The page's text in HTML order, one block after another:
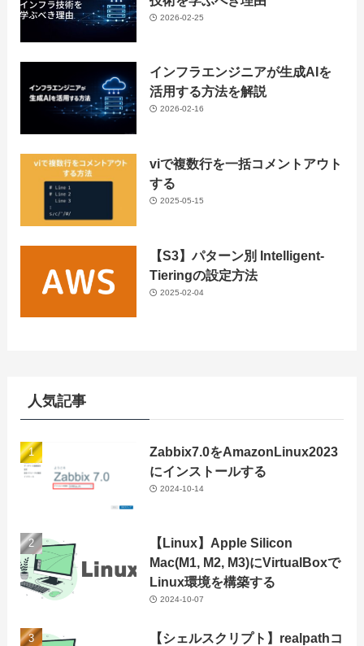
2026-02-25
インフラエンジニアが生成AIを
活用する方法を解説
2026-02-16
viで複数行を一括コメントアウト
する
2025-05-15
【S3】パターン別 Intelligent-
Tieringの設定方法
2025-02-04
人気記事
Zabbix7.0をAmazonLinux2023
にインストールする
2024-10-14
【Linux】Apple Silicon
Mac(M1, M2, M3)にVirtualBoxで
Linux環境を構築する
2024-10-07
【シェルスクリプト】realpathコ